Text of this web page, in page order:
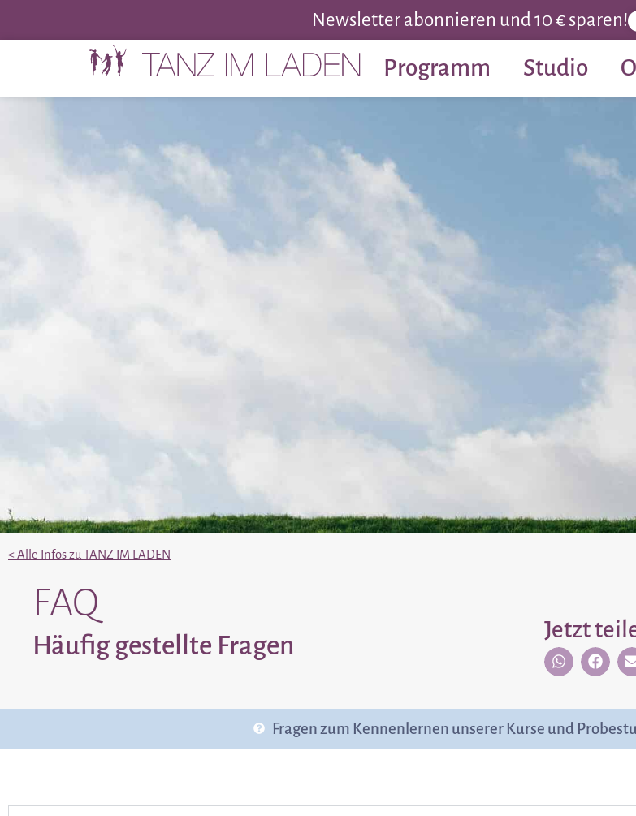
Newsletter abonnieren und 10 € sparen!
Programm Studio
< Alle Infos zu TANZ IM LADEN
FAQ
Häufig gestellte Fragen
Jetzt
Fragen zum Kennenlernen unserer Kurse und